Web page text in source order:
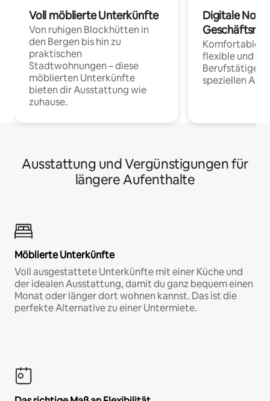
Voll möblierte Unterkünfte
Von ruhigen Blockhütten in
den Bergen bis hin zu
praktischen
Stadtwohnungen – diese
möblierten Unterkünfte
bieten dir Ausstattung wie
zuhause.
Digitale
Komfortable
flexible und
Berufstätige
speziellen
Ausstattung und Vergünstigungen für
längere Aufenthalte
Möblierte Unterkünfte
Voll ausgestattete Unterkünfte mit einer Küche und
der idealen Ausstattung, damit du ganz bequem einen
Monat oder länger dort wohnen kannst. Das ist die
perfekte Alternative zu einer Untermiete.